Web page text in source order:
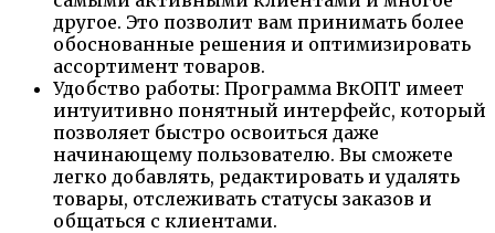
другое. Это позволит вам принимать более
обоснованные решения и оптимизировать
ассортимент товаров.
Удобство работы: Программа ВкОПТ имеет
интуитивно понятный интерфейс, который
позволяет быстро освоиться даже
начинающему пользователю. Вы сможете
легко добавлять, редактировать и удалять
товары, отслеживать статусы заказов и
общаться с клиентами.